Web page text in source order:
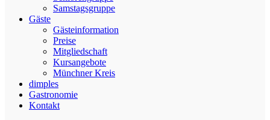
Samstagsgruppe
Gäste
Gästeinformation
Preise
Mitgliedschaft
Kursangebote
Münchner Kreis
dimples
Gastronomie
Kontakt